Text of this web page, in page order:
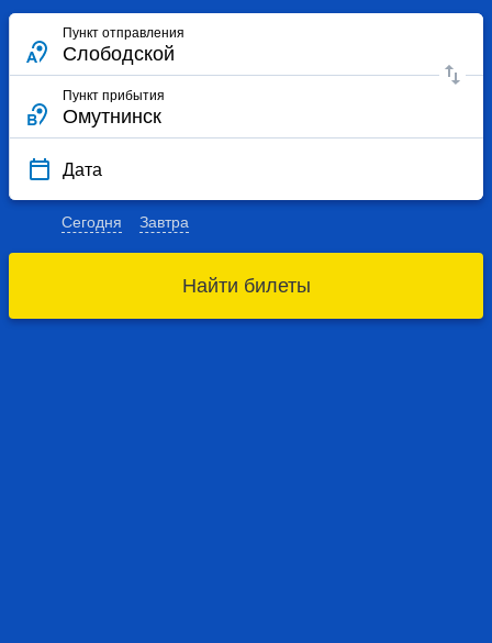
Пункт отправления
Пункт прибытия
Дата
Сегодня Завтра
Найти билеты